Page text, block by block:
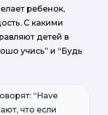
ребенок,
С какими
детей в
учись” и “Будь
“Have
что если